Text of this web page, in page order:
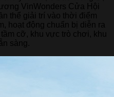
VinWonders Cửa Hội
thể giải trí vào thời điểm
hoạt động chuẩn bị diễn ra
cỡ, khu vực trò chơi, khu
sàng.